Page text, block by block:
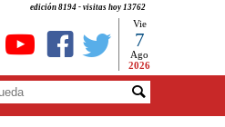
edición 8194 - visitas hoy 13762
Vie
7
Ago
2026